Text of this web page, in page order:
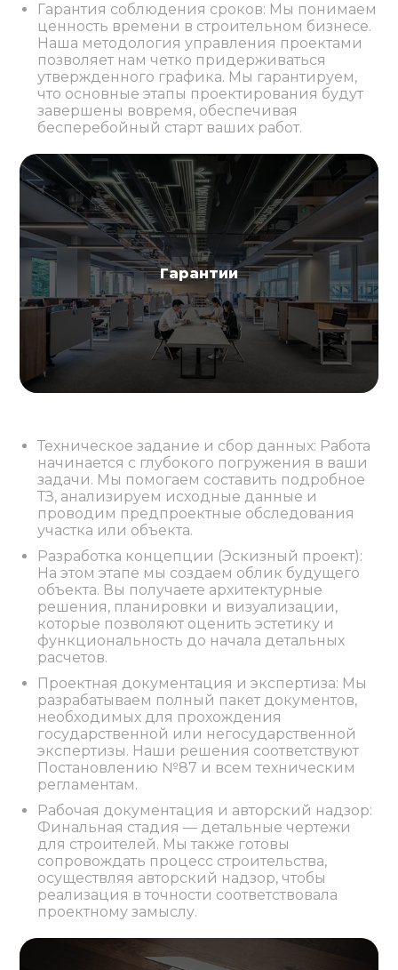
Гарантия соблюдения сроков: Мы понимаем
ценность времени в строительном бизнесе.
Наша методология управления проектами
позволяет нам четко придерживаться
утвержденного графика. Мы гарантируем,
что основные этапы проектирования будут
завершены вовремя, обеспечивая
бесперебойный старт ваших работ.
Гарантии
Техническое задание и сбор данных: Работа
начинается с глубокого погружения в ваши
задачи. Мы помогаем составить подробное
ТЗ, анализируем исходные данные и
проводим предпроектные обследования
участка или объекта.
Разработка концепции (Эскизный проект):
На этом этапе мы создаем облик будущего
объекта. Вы получаете архитектурные
решения, планировки и визуализации,
которые позволяют оценить эстетику и
функциональность до начала детальных
расчетов.
Проектная документация и экспертиза: Мы
разрабатываем полный пакет документов,
необходимых для прохождения
государственной или негосударственной
экспертизы. Наши решения соответствуют
Постановлению №87 и всем техническим
регламентам.
Рабочая документация и авторский надзор:
Финальная стадия — детальные чертежи
для строителей. Мы также готовы
сопровождать процесс строительства,
осуществляя авторский надзор, чтобы
реализация в точности соответствовала
проектному замыслу.